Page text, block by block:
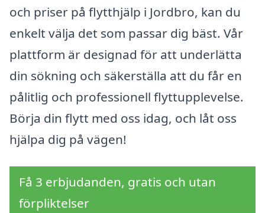
och priser på flytthjälp i Jordbro, kan du
enkelt välja det som passar dig bäst. Vår
plattform är designad för att underlätta
din sökning och säkerställa att du får en
pålitlig och professionell flyttupplevelse.
Börja din flytt med oss idag, och låt oss
hjälpa dig på vägen!
Få 3 erbjudanden, gratis och utan
förpliktelser